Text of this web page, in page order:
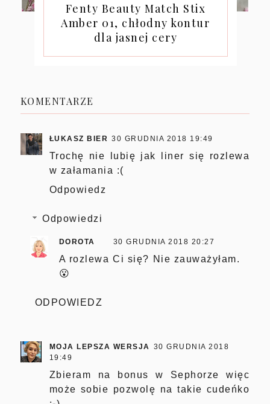
Fenty Beauty Match Stix
Amber 01, chłodny kontur
dla jasnej cery
KOMENTARZE
ŁUKASZ BIER 30 GRUDNIA 2018 19:49
Trochę nie lubię jak liner się rozlewa
w załamania :(
Odpowiedz
Odpowiedzi
DOROTA 30 GRUDNIA 2018 20:27
A rozlewa Ci się? Nie zauważyłam.
😮
ODPOWIEDZ
MOJA LEPSZA WERSJA 30 GRUDNIA 2018
19:49
Zbieram na bonus w Sephorze więc
może sobie pozwolę na takie cudeńko